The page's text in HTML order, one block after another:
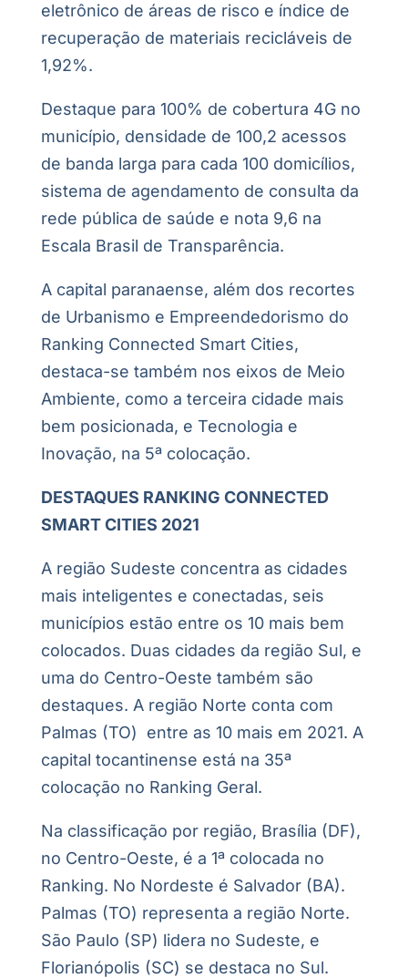
eletrônico de áreas de risco e índice de
recuperação de materiais recicláveis de
1,92%.
Destaque para 100% de cobertura 4G no
município, densidade de 100,2 acessos
de banda larga para cada 100 domicílios,
sistema de agendamento de consulta da
rede pública de saúde e nota 9,6 na
Escala Brasil de Transparência.
A capital paranaense, além dos recortes
de Urbanismo e Empreendedorismo do
Ranking Connected Smart Cities,
destaca-se também nos eixos de Meio
Ambiente, como a terceira cidade mais
bem posicionada, e Tecnologia e
Inovação, na 5ª colocação.
DESTAQUES RANKING CONNECTED
SMART CITIES 2021
A região Sudeste concentra as cidades
mais inteligentes e conectadas, seis
municípios estão entre os 10 mais bem
colocados. Duas cidades da região Sul, e
uma do Centro-Oeste também são
destaques. A região Norte conta com
Palmas (TO) entre as 10 mais em 2021. A
capital tocantinense está na 35ª
colocação no Ranking Geral.
Na classificação por região, Brasília (DF),
no Centro-Oeste, é a 1ª colocada no
Ranking. No Nordeste é Salvador (BA).
Palmas (TO) representa a região Norte.
São Paulo (SP) lidera no Sudeste, e
Florianópolis (SC) se destaca no Sul.